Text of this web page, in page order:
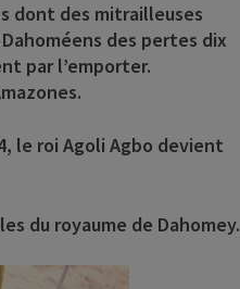
dont des mitrailleuses
des pertes dix
par l’emporter.
le roi Agoli Agbo devient
du royaume de Dahomey.